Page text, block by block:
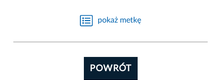
pokaż metkę
POWRÓT